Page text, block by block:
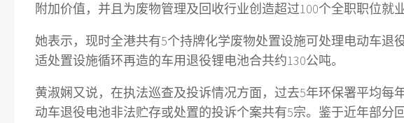
附加价值，并且为废物管理及回收行业创造超过100个全职职位就
她表示，现时全港共有5个持牌化学废物处置设施可处理电动车退
适处置设施循环再造的车用退役锂电池合共约130公吨。
黄淑娴又说，在执法巡查及投诉情况方面，过去5年环保署平均每
动车退役电池非法贮存或处置的投诉个案共有5宗。鉴于近年部分